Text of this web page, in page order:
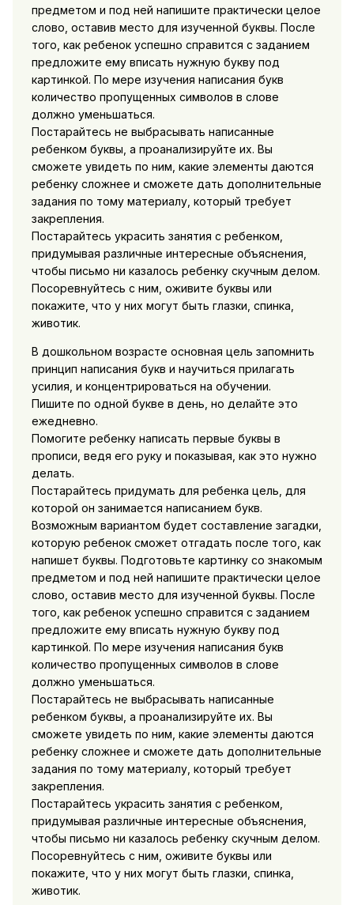
предметом и под ней напишите практически целое
слово, оставив место для изученной буквы. После
того, как ребенок успешно справится с заданием
предложите ему вписать нужную букву под
картинкой. По мере изучения написания букв
количество пропущенных символов в слове
должно уменьшаться.
Постарайтесь не выбрасывать написанные
ребенком буквы, а проанализируйте их. Вы
сможете увидеть по ним, какие элементы даются
ребенку сложнее и сможете дать дополнительные
задания по тому материалу, который требует
закрепления.
Постарайтесь украсить занятия с ребенком,
придумывая различные интересные объяснения,
чтобы письмо ни казалось ребенку скучным делом.
Посоревнуйтесь с ним, оживите буквы или
покажите, что у них могут быть глазки, спинка,
животик.
В дошкольном возрасте основная цель запомнить
принцип написания букв и научиться прилагать
усилия, и концентрироваться на обучении.
Пишите по одной букве в день, но делайте это
ежедневно.
Помогите ребенку написать первые буквы в
прописи, ведя его руку и показывая, как это нужно
делать.
Постарайтесь придумать для ребенка цель, для
которой он занимается написанием букв.
Возможным вариантом будет составление загадки,
которую ребенок сможет отгадать после того, как
напишет буквы. Подготовьте картинку со знакомым
предметом и под ней напишите практически целое
слово, оставив место для изученной буквы. После
того, как ребенок успешно справится с заданием
предложите ему вписать нужную букву под
картинкой. По мере изучения написания букв
количество пропущенных символов в слове
должно уменьшаться.
Постарайтесь не выбрасывать написанные
ребенком буквы, а проанализируйте их. Вы
сможете увидеть по ним, какие элементы даются
ребенку сложнее и сможете дать дополнительные
задания по тому материалу, который требует
закрепления.
Постарайтесь украсить занятия с ребенком,
придумывая различные интересные объяснения,
чтобы письмо ни казалось ребенку скучным делом.
Посоревнуйтесь с ним, оживите буквы или
покажите, что у них могут быть глазки, спинка,
животик.